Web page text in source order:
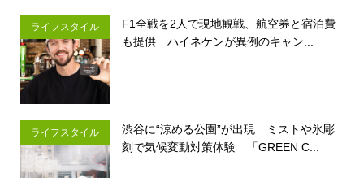
ライフスタイル
F1全戦を2人で現地観戦、航空券と宿泊費
も提供 ハイネケンが異例のキャン...
ライフスタイル
渋谷に“涼める公園”が出現 ミストや氷彫
刻で気候変動対策体験 「GREEN C...